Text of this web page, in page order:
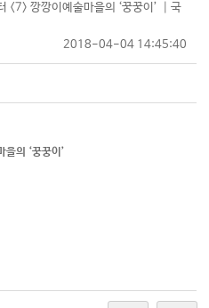
<7> 깡깡이예술마을의 ‘꿍꿍이’ ┃국
2018-04-04 14:45:40
의 ‘꿍꿍이’